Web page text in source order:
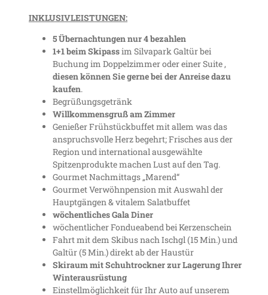
INKLUSIVLEISTUNGEN:
5 Übernachtungen nur 4 bezahlen
1+1 beim Skipassim Silvapark Galtür bei
Buchung im Doppelzimmer oder einer Suite,
diesen können Sie gerne bei der Anreise dazu
kaufen.
Begrüßungsgetränk
Willkommensgruß am Zimmer
Genießer Frühstückbuffet mit allem was das
anspruchsvolle Herz begehrt; Frisches aus der
Region und international ausgewählte
Spitzenprodukte machen Lust auf den Tag.
Gourmet Nachmittags „Marend“
Gourmet Verwöhnpension mit Auswahl der
Hauptgängen & vitalem Salatbuffet
wöchentliches Gala Diner
wöchentlicher Fondueabend bei Kerzenschein
Fahrt mit dem Skibus nach Ischgl (15 Min.) und
Galtür (5 Min.) direkt ab der Haustür
Skiraum mit Schuhtrockner zur Lagerung Ihrer
Winterausrüstung
Einstellmöglichkeit für Ihr Auto auf unserem